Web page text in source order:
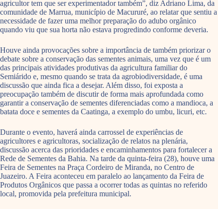
agricultor tem que ser experimentador também”, diz Adriano Lima, da
comunidade de Marrua, município de Macururé, ao relatar que sentiu a
necessidade de fazer uma melhor preparação do adubo orgânico
quando viu que sua horta não estava progredindo conforme deveria.
Houve ainda provocações sobre a importância de também priorizar o
debate sobre a conservação das sementes animais, uma vez que é um
das principais atividades produtivas da agricultura familiar do
Semiárido e, mesmo quando se trata da agrobiodiversidade, é uma
discussão que ainda fica a desejar. Além disso, foi exposta a
preocupação também de discutir de forma mais aprofundada como
garantir a conservação de sementes diferenciadas como a mandioca, a
batata doce e sementes da Caatinga, a exemplo do umbu, licuri, etc.
Durante o evento, haverá ainda carrossel de experiências de
agricultores e agricultoras, socialização de relatos na plenária,
discussão acerca das prioridades e encaminhamentos para fortalecer a
Rede de Sementes da Bahia. Na tarde da quinta-feira (28), houve uma
Feira de Sementes na Praça Cordeiro de Miranda, no Centro de
Juazeiro. A Feira aconteceu em paralelo ao lançamento da Feira de
Produtos Orgânicos que passa a ocorrer todas as quintas no referido
local, promovida pela prefeitura municipal.